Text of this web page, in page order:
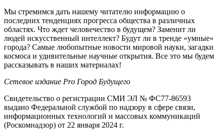
Мы стремимся дать нашему читателю информацию о
последних тенденциях прогресса общества в различных
областях. Что ждет человечество в будущем? Заменит ли
людей искусственный интеллект? Будут ли в тренде «умные»
города? Самые любопытные новости мировой науки, загадки
космоса и удивительные научные открытия. Все это мы будем
рассказывать в наших материалах!
Сетевое издание Рrо Город Будущего
Свидетельство о регистрации СМИ ЭЛ № ФС77-86593
выдано Федеральной службой по надзору в сфере связи,
информационных технологий и массовых коммуникаций
(Роскомнадзор) от 22 января 2024 г.